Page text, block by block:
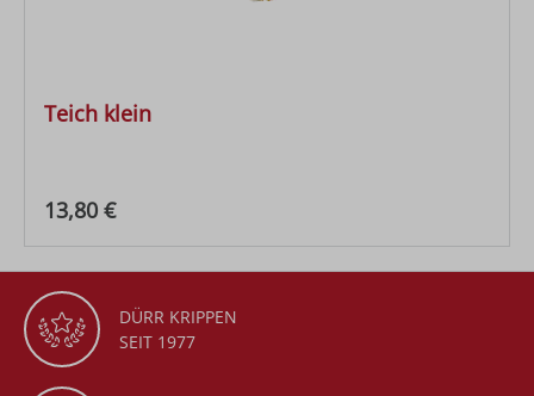
Teich klein
Regulärer Preis:
13,80 €
DÜRR KRIPPEN
SEIT 1977